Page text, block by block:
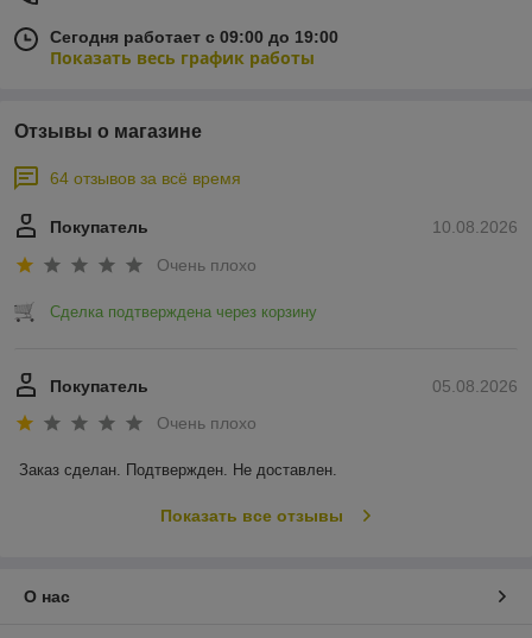
Сегодня работает с 09:00 до 19:00
Показать весь график работы
Отзывы о магазине
64 отзывов за всё время
10.08.2026
Покупатель
Очень плохо
Сделка подтверждена через корзину
05.08.2026
Покупатель
Очень плохо
Заказ сделан. Подтвержден. Не доставлен.
Показать все отзывы
О нас